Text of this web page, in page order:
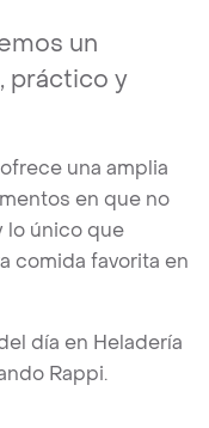
un
práctico y
una amplia
en que no
lo único que
comida favorita en
día en Heladería
Rappi.